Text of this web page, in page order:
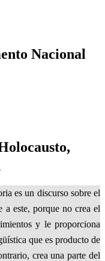
Nacional
es un discurso sobre el
a este, porque no crea el
y le proporciona
que es producto de
crea una parte del